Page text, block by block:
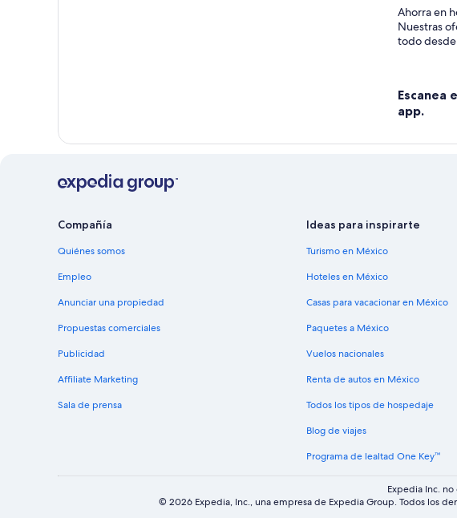
Ahorra en
Nuestras
todo
Escanea
app.
Compañía
Quiénes somos
Empleo
Anunciar una propiedad
Propuestas comerciales
Publicidad
Affiliate Marketing
Sala de prensa
Ideas para inspirarte
Turismo en México
Hoteles en México
Casas para vacacionar en México
Paquetes a México
Vuelos nacionales
Renta de autos en México
Todos los tipos de hospedaje
Blog de viajes
Programa de lealtad One Key™
Expedia Inc.
© 2026 Expedia, Inc., una empresa de Expedia Group. Todos los